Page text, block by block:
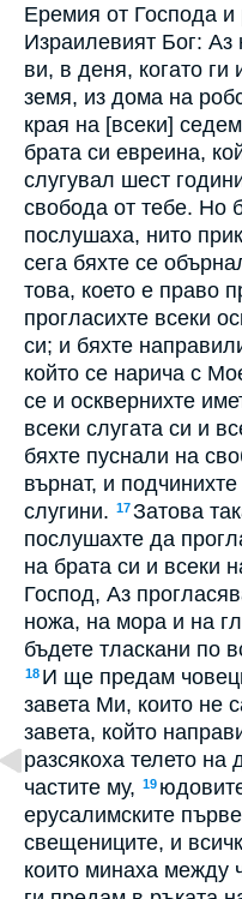
Еремия от Господа и
Израилевият Бог: Аз
ви, в деня, когато ги
земя, из дома на
края на [всеки]
брата си евреина,
слугувал шест
свобода от тебе. Но
послушаха, нито
сега бяхте се
това, което е право
прогласихте всеки
си; и бяхте
който се нарича с
се и осквернихте
всеки слугата си и
бяхте пуснали на
върнат, и
слугини. 17Затова
послушахте да
на брата си и всеки
Господ, Аз
ножа, на мора и на
бъдете тласкани по
18 И ще предам
завета Ми, които не
завета, който
разсякоха телето
частите му, 19
ерусалимските
свещениците, и
които минаха между